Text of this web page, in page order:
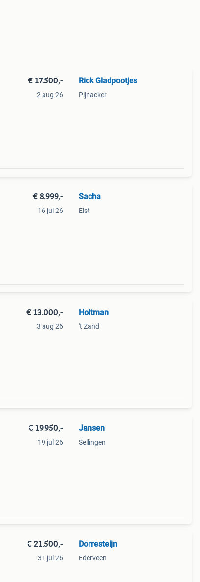
€ 17.500,-
2 aug 26
Rick Gladpootjes
Pijnacker
€ 8.999,-
16 jul 26
Sacha
Elst
€ 13.000,-
3 aug 26
Holtman
't Zand
€ 19.950,-
19 jul 26
Jansen
Sellingen
€ 21.500,-
31 jul 26
Dorresteijn
Ederveen